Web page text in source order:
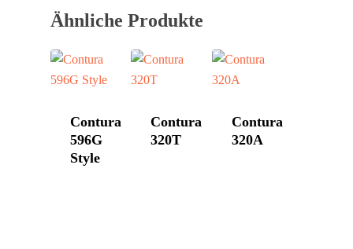
Ähnliche Produkte
Contura
596G
Style
Contura
320T
Contura
320A
Hase
Morsø
Kontakt